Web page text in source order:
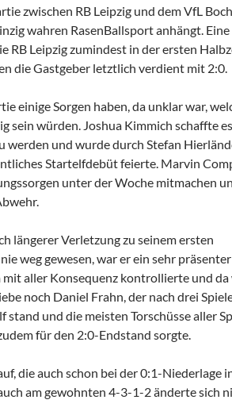
zwischen RB Leipzig und dem VfL
wahren RasenBallsport anhängt.
RB Leipzig zumindest in der ersten
die Gastgeber letztlich verdient mit 2:0.
einige Sorgen haben, da unklar war,
sein würden. Joshua Kimmich schaffte es
werden und wurde durch Stefan
Startelfdebüt feierte. Marvin
unter der Woche mitmachen
längerer Verletzung zu seinem ersten
weg gewesen, war er ein sehr präsenter
mit aller Konsequenz kontrollierte und da
noch Daniel Frahn, der nach drei
stand und die meisten Torschüsse aller
für den 2:0-Endstand sorgte.
die auch schon bei der 0:1-Niederlage
am gewohnten 4-3-1-2 änderte sich